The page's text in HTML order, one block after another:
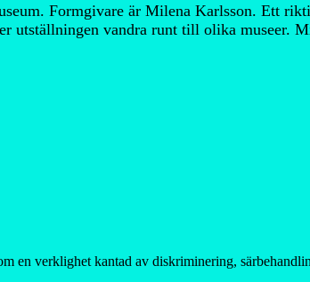
Formgivare är Milena Karlsson. Ett
utställningen vandra runt till olika museer.
en verklighet kantad av diskriminering,